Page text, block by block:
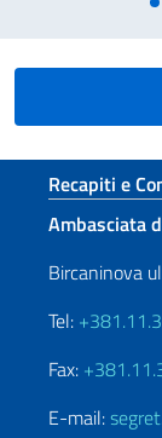
Recapiti e
Ambasciata
Bircaninova
Tel:
Fax:
E-mail: